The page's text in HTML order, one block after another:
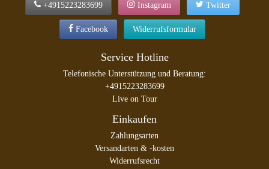
+4915223283699 Instagram Twitter
Facebook Widerrufsformular
Service Hotline
Telefonische Unterstützung und Beratung:
+4915223283699
Live on Tour
Einkaufen
Zahlungsarten
Versandarten & -kosten
Widerrufsrecht